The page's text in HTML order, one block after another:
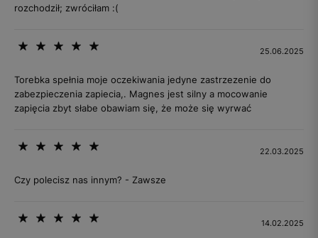
rozchodził; zwróciłam :(
25.06.2025
Torebka spełnia moje oczekiwania jedyne zastrzezenie do
zabezpieczenia zapiecia,. Magnes jest silny a mocowanie
zapięcia zbyt słabe obawiam się, że może się wyrwać
22.03.2025
Czy polecisz nas innym? - Zawsze
14.02.2025